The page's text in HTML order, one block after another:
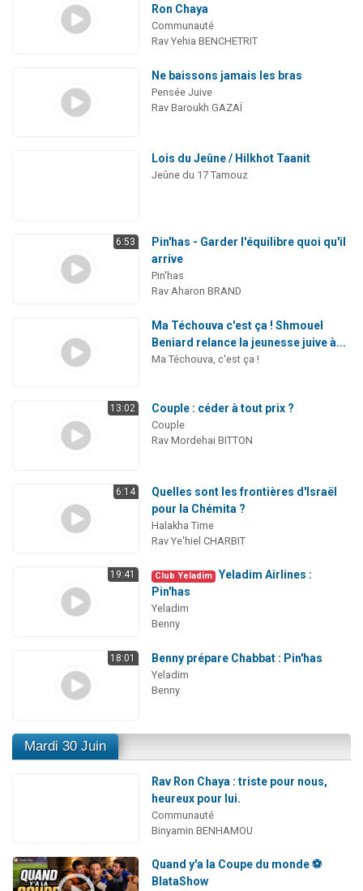
Ron Chaya
Communauté
Rav Yehia BENCHETRIT
Ne baissons jamais les bras
Pensée Juive
Rav Baroukh GAZAÏ
Lois du Jeûne / Hilkhot Taanit
Jeûne du 17 Tamouz
6:53
Pin'has - Garder l'équilibre quoi qu'il
arrive
Pin'has
Rav Aharon BRAND
Ma Téchouva c'est ça ! Shmouel
Beniard relance la jeunesse juive à...
Ma Téchouva, c'est ça !
13:02 Couple : céder à tout prix ?
Couple
Rav Mordehai BITTON
6:14
Quelles sont les frontières d'Israël
pour la Chémita ?
Halakha Time
Rav Ye'hiel CHARBIT
19:41 Club Yeladim
Yeladim Airlines :
Pin'has
Yeladim
Benny
18:01 Benny prépare Chabbat : Pin'has
Yeladim
Benny
Mardi 30 Juin
Rav Ron Chaya : triste pour nous,
heureux pour lui.
Communauté
Binyamin BENHAMOU
Quand y'a la Coupe du monde ⚽
BlataShow